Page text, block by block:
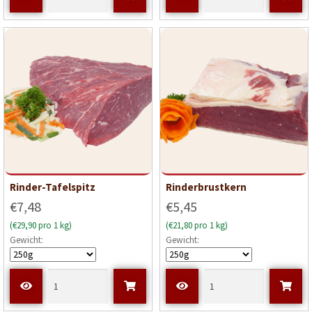
Rinder-Tafelspitz
€7,48
(€29,90 pro 1 kg)
Gewicht:
Rinderbrustkern
€5,45
(€21,80 pro 1 kg)
Gewicht: